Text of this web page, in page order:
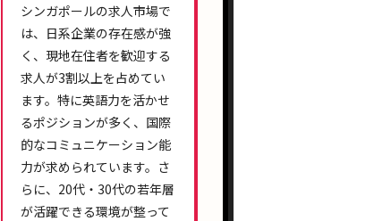
シンガポールの求人市場で
は、 日系企業の存在感が強
く、 現地在住者を歓迎する
求人が3割以上を占めてい
ます。特に英語力を活かせ
るポジションが多く、 国際
的なコミュニケーション能
力が求められています。さ
らに、 20代・30代の若年層
が活躍できる環境が整って